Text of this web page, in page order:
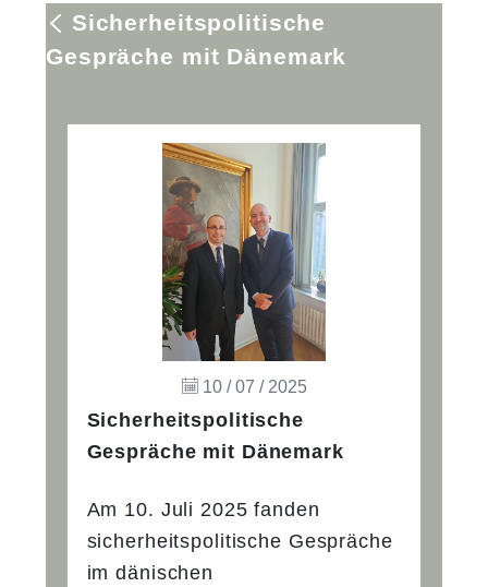
Sicherheitspolitische
Gespräche mit Dänemark
10 / 07 / 2025
Sicherheitspolitische
Gespräche mit Dänemark
Am 10. Juli 2025 fanden
sicherheitspolitische Gespräche
im dänischen